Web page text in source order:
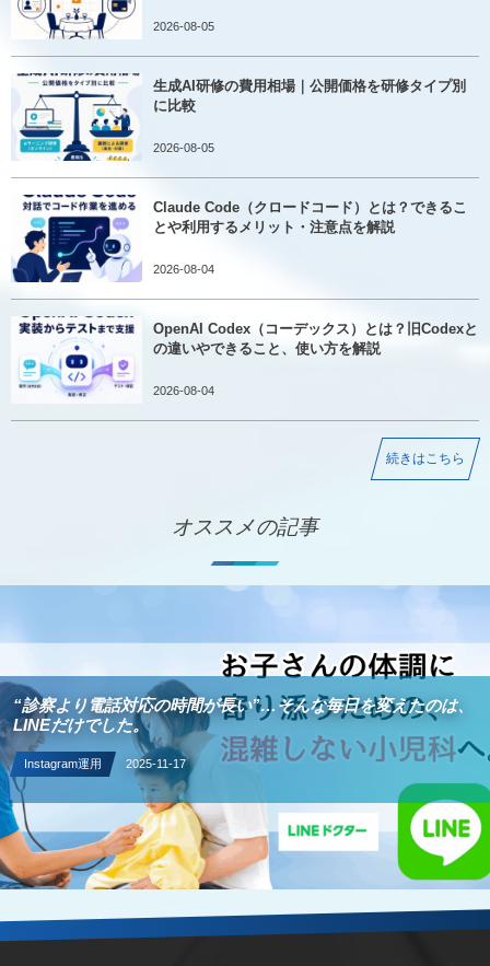
2026-08-05
生成AI研修の費用相場｜公開価格を研修タイプ別
に比較
2026-08-05
Claude Code（クロードコード）とは？できるこ
とや利用するメリット・注意点を解説
2026-08-04
OpenAI Codex（コーデックス）とは？旧Codexと
の違いやできること、使い方を解説
2026-08-04
続きはこちら
オススメの記事
2024年IT導入補助金 | オプション価格表
デジタル化・AI導入補助金（旧IT導入補助金）の価格